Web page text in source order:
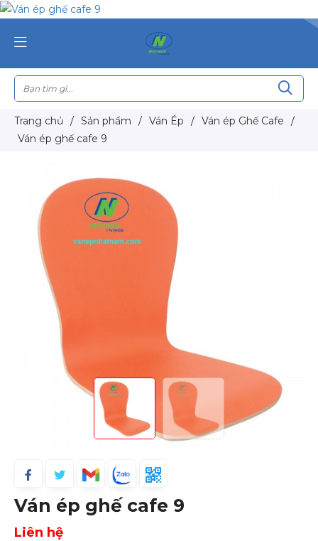
Trang chủ / Sản phẩm / Ván Ép / Ván ép Ghế Cafe
/
Ván ép ghế cafe 9
Ván ép ghế cafe 9
Liên hệ